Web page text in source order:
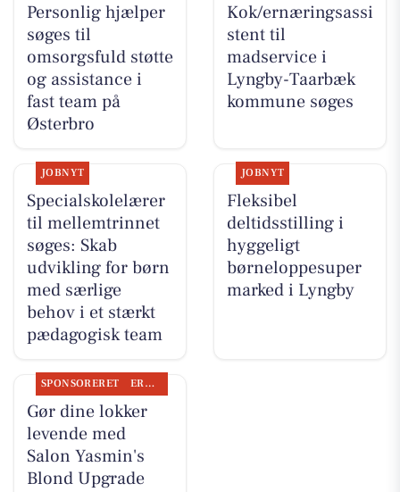
Personlig hjælper
søges til
omsorgsfuld støtte
og assistance i
fast team på
Østerbro
Kok/ernæringsassi
stent til
madservice i
Lyngby-Taarbæk
kommune søges
JOBNYT
Specialskolelærer
til mellemtrinnet
søges: Skab
udvikling for børn
med særlige
behov i et stærkt
pædagogisk team
JOBNYT
Fleksibel
deltidsstilling i
hyggeligt
børneloppesuper
marked i Lyngby
SPONSORERET ERHVERV
Gør dine lokker
levende med
Salon Yasmin's
Blond Upgrade